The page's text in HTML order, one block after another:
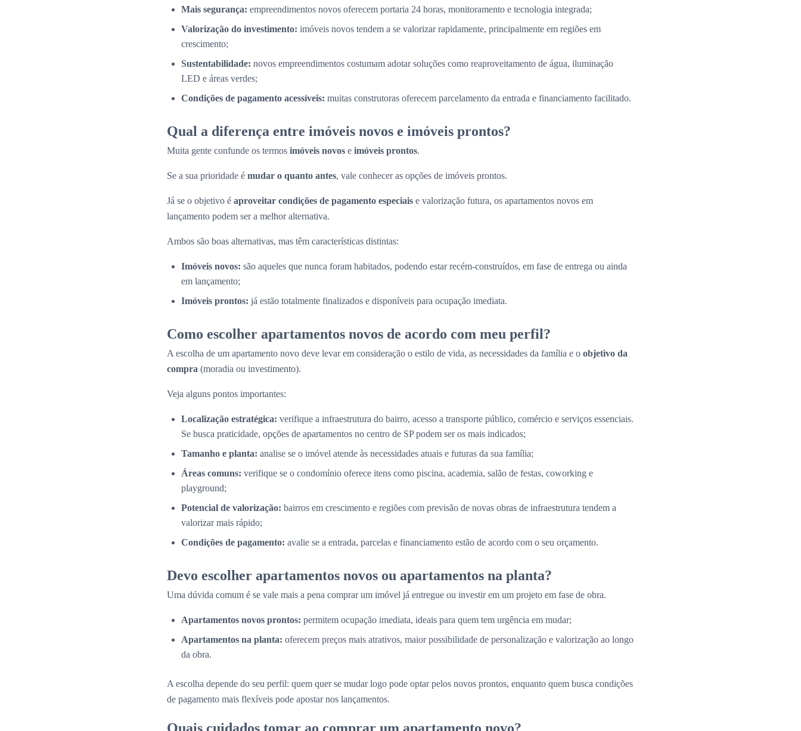
Mais segurança: empreendimentos novos oferecem portaria 24 horas, monitoramento e tecnologia integrada;
Valorização do investimento: imóveis novos tendem a se valorizar rapidamente, principalmente em regiões em
crescimento;
Sustentabilidade: novos empreendimentos costumam adotar soluções como reaproveitamento de água, iluminação
LED e áreas verdes;
Condições de pagamento acessíveis: muitas construtoras oferecem parcelamento da entrada e financiamento facilitado.
Qual a diferença entre imóveis novos e imóveis prontos?
Muita gente confunde os termos imóveis novos e imóveis prontos.
Se a sua prioridade é mudar o quanto antes, vale conhecer as opções de imóveis prontos.
Já se o objetivo é aproveitar condições de pagamento especiais e valorização futura, os apartamentos novos em
lançamento podem ser a melhor alternativa.
Ambos são boas alternativas, mas têm características distintas:
Imóveis novos: são aqueles que nunca foram habitados, podendo estar recém-construídos, em fase de entrega ou ainda
em lançamento;
Imóveis prontos: já estão totalmente finalizados e disponíveis para ocupação imediata.
Como escolher apartamentos novos de acordo com meu perfil?
A escolha de um apartamento novo deve levar em consideração o estilo de vida, as necessidades da família e o objetivo da
compra (moradia ou investimento).
Veja alguns pontos importantes:
Localização estratégica: verifique a infraestrutura do bairro, acesso a transporte público, comércio e serviços essenciais.
Se busca praticidade, opções de apartamentos no centro de SP podem ser os mais indicados;
Tamanho e planta: analise se o imóvel atende às necessidades atuais e futuras da sua família;
Áreas comuns: verifique se o condomínio oferece itens como piscina, academia, salão de festas, coworking e
playground;
Potencial de valorização: bairros em crescimento e regiões com previsão de novas obras de infraestrutura tendem a
valorizar mais rápido;
Condições de pagamento: avalie se a entrada, parcelas e financiamento estão de acordo com o seu orçamento.
Devo escolher apartamentos novos ou apartamentos na planta?
Uma dúvida comum é se vale mais a pena comprar um imóvel já entregue ou investir em um projeto em fase de obra.
Apartamentos novos prontos: permitem ocupação imediata, ideais para quem tem urgência em mudar;
Apartamentos na planta: oferecem preços mais atrativos, maior possibilidade de personalização e valorização ao longo
da obra.
A escolha depende do seu perfil: quem quer se mudar logo pode optar pelos novos prontos, enquanto quem busca condições
de pagamento mais flexíveis pode apostar nos lançamentos.